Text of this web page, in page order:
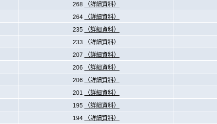
268 （詳細資料）
264 （詳細資料）
235 （詳細資料）
233 （詳細資料）
207 （詳細資料）
206 （詳細資料）
206 （詳細資料）
201 （詳細資料）
195 （詳細資料）
194 （詳細資料）